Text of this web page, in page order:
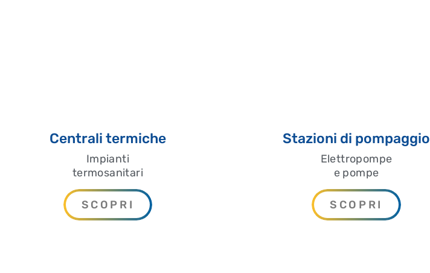
Centrali termiche
Impianti
termosanitari
SCOPRI
Stazioni di pompaggio
Elettropompe
e pompe
SCOPRI